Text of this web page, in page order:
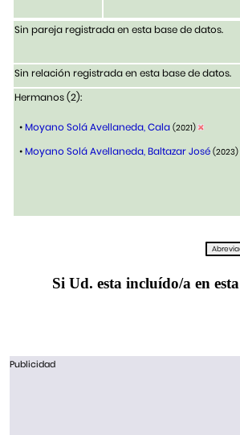
Sin pareja registrada en esta base de datos.
Sin relación registrada en esta base de datos.
Hermanos (2):
•Moyano Solá Avellaneda, Cala (2021)
•Moyano Solá Avellaneda, Baltazar José (2023)
Si Ud. esta incluído/a en
Publicidad